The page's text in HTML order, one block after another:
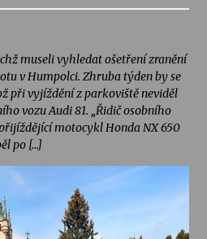
museli vyhledat ošetření zranění
v Humpolci. Zhruba týden by se
při vyjíždění z parkoviště neviděl
vozu Audi 81. „Řidič osobního
motocykl Honda NX 650
po […]